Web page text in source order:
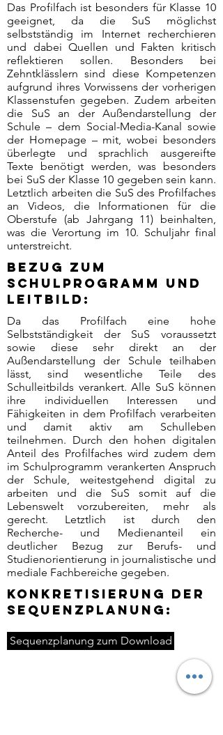
Das Profilfach ist besonders für Klasse 10
geeignet, da die SuS möglichst
selbstständig im Internet recherchieren
und dabei Quellen und Fakten kritisch
reflektieren sollen. Besonders bei
Zehntklässlern sind diese Kompetenzen
aufgrund ihres Vorwissens der vorherigen
Klassenstufen gegeben. Zudem arbeiten
die SuS an der Außendarstellung der
Schule – dem Social-Media-Kanal sowie
der Homepage – mit, wobei besonders
überlegte und sprachlich ausgereifte
Texte benötigt werden, was besonders
bei SuS der Klasse 10 gegeben sein kann.
Letztlich arbeiten die SuS des Profilfaches
an Videos, die Informationen für die
Oberstufe (ab Jahrgang 11) beinhalten,
was die Verortung im 10. Schuljahr final
unterstreicht.
Bezug zum
Schulprogramm und
Leitbild:
Da das Profilfach eine hohe
Selbstständigkeit der SuS voraussetzt
sowie diese sehr direkt an der
Außendarstellung der Schule teilhaben
lässt, sind wesentliche Teile des
Schulleitbilds verankert. Alle SuS können
ihre individuellen Interessen und
Fähigkeiten in dem Profilfach verarbeiten
und damit aktiv am Schulleben
teilnehmen. Durch den hohen digitalen
Anteil des Profilfaches wird zudem dem
im Schulprogramm verankerten Anspruch
der Schule, weitestgehend digital zu
arbeiten und die SuS somit auf die
Lebenswelt vorzubereiten, mehr als
gerecht. Letztlich ist durch den
Recherche- und Medienanteil ein
deutlicher Bezug zur Berufs- und
Studienorientierung in journalistische und
mediale Fachbereiche gegeben.
Konkretisierung der
Sequenzplanung:
Sequenzplanung zum Download